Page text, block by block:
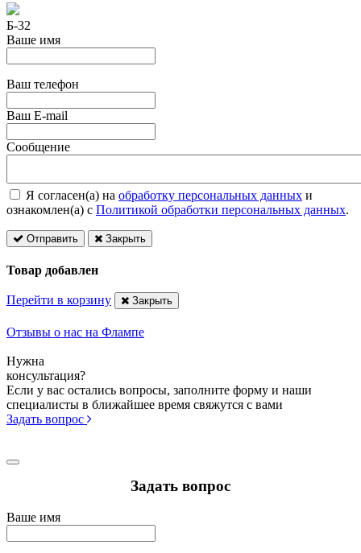
Б-32
Ваше имя
Ваш телефон
Ваш E-mail
Сообщение
Я согласен(а) на обработку персональных данных и
ознакомлен(а) с Политикой обработки персональных данных.
Отправить Закрыть
Товар добавлен
Перейти в корзину Закрыть
Отзывы о нас на Флампе
Нужна
консультация?
Если у вас остались вопросы, заполните форму и наши
специалисты в ближайшее время свяжутся с вами
Задать вопрос
Задать вопрос
Ваше имя